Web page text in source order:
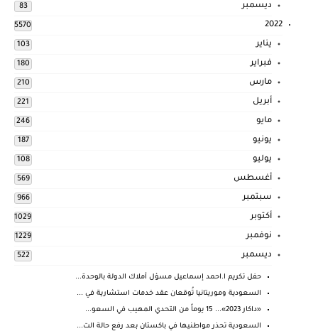
ديسمبر 83
2022
5570
يناير 103
فبراير 180
مارس 210
أبريل 221
مايو 246
يونيو 187
يوليو 108
أغسطس 569
سبتمبر 966
أكتوبر 1029
نوفمبر 1229
ديسمبر 522
حفل تكريم ا.احمد إسماعيل مسؤل أملاك الدولة بالوحدة...
السعودية وموريتانيا تُوقعان عقد خدمات استشارية في ...
«داكار 2023»... 15 يوماً من التحدي المهيب في السعو...
السعودية تحذر مواطنيها في باكستان بعد رفع حالة الت...